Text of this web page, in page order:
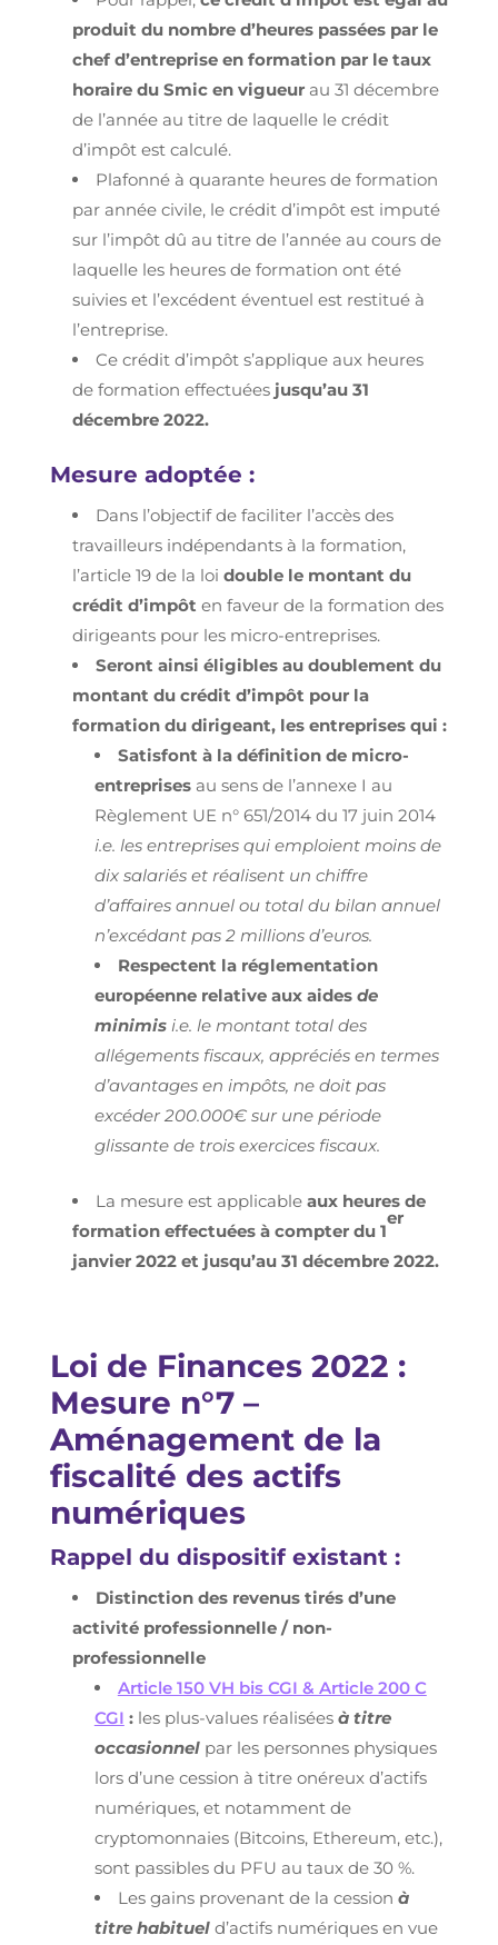
produit du nombre d’heures passées par le
chef d’entreprise en formation par le taux
horaire du Smic en vigueur au 31 décembre
de l’année au titre de laquelle le crédit
d’impôt est calculé.
Plafonné à quarante heures de formation
par année civile, le crédit d’impôt est imputé
sur l’impôt dû au titre de l’année au cours de
laquelle les heures de formation ont été
suivies et l’excédent éventuel est restitué à
l’entreprise.
Ce crédit d’impôt s’applique aux heures
de formation effectuées jusqu’au 31
décembre 2022.
Mesure adoptée :
Dans l’objectif de faciliter l’accès des
travailleurs indépendants à la formation,
l’article 19 de la loi double le montant du
crédit d’impôt en faveur de la formation des
dirigeants pour les micro-entreprises.
Seront ainsi éligibles au doublement du
montant du crédit d’impôt pour la
formation du dirigeant, les entreprises qui :
Satisfont à la définition de micro-
entreprises au sens de l’annexe I au
Règlement UE n° 651/2014 du 17 juin 2014
i.e. les entreprises qui emploient moins de
dix salariés et réalisent un chiffre
d’affaires annuel ou total du bilan annuel
n’excédant pas 2 millions d’euros.
Respectent la réglementation
européenne relative aux aides de
minimisi.e. le montant total des
allégements fiscaux, appréciés en termes
d’avantages en impôts, ne doit pas
excéder 200.000€ sur une période
glissante de trois exercices fiscaux.
La mesure est applicable aux heures de
formation effectuées à compter du 1
er
janvier 2022 et jusqu’au 31 décembre 2022.
Loi de Finances 2022 :
Mesure n°7 –
Aménagement de la
fiscalité des actifs
numériques
Rappel du dispositif existant :
Distinction des revenus tirés d’une
activité professionnelle / non-
professionnelle
Article 150 VH bis CGI & Article 200 C
CGI : les plus-values réalisées à titre
occasionnel par les personnes physiques
lors d’une cession à titre onéreux d’actifs
numériques, et notamment de
cryptomonnaies (Bitcoins, Ethereum, etc.),
sont passibles du PFU au taux de 30 %.
Les gains provenant de la cession à
titre habituel d’actifs numériques en vue